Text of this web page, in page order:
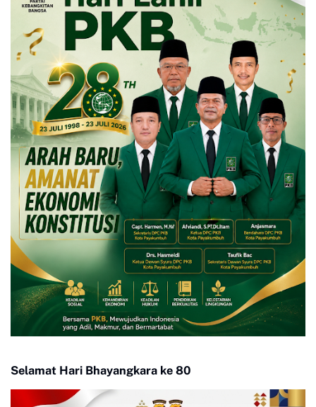
Selamat Hari Bhayangkara ke 80